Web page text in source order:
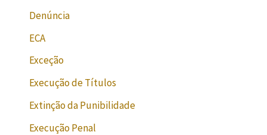
Denúncia
ECA
Exceção
Execução de Títulos
Extinção da Punibilidade
Execução Penal